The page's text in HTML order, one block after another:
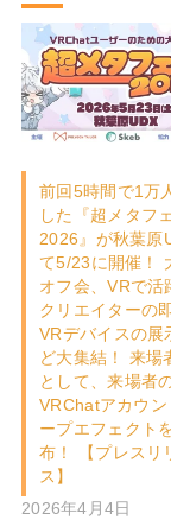
前回5時間で1万
した『超メタフ
2026』が秋葉原
て5/23に開催！
オフ会、VRで活
クリエイターの
VRデバイスの展
ど大集結！ 来場
として、来場者
VRChatアカウン
ープエフェクト
布！ 【プレスリ
ス】
2026年4月4日